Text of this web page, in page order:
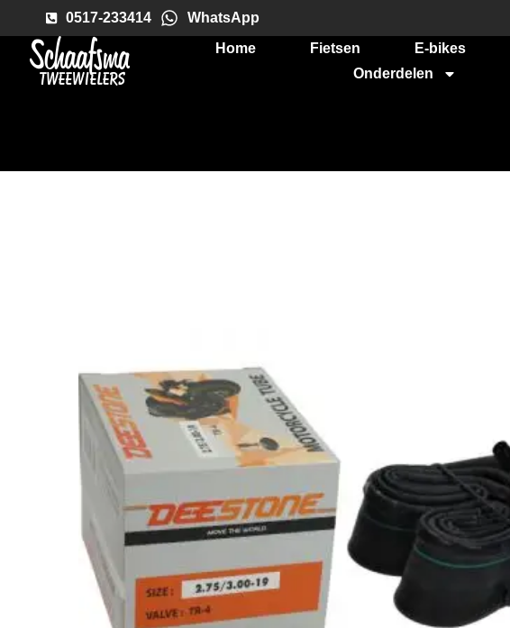
0517-233414
WhatsApp
Home
Fietsen E-bikes
Onderdelen